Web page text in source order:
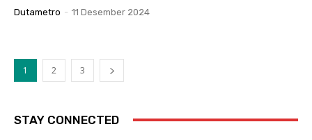
Dutametro - 11 Desember 2024
1 2 3
STAY CONNECTED